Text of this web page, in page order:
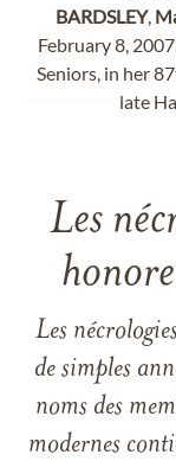
BARDSLEY,
February 8,
Seniors, in her
late
Les
Les
de simples
noms des
modernes